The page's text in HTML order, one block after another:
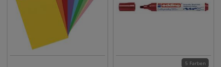
5 Farben